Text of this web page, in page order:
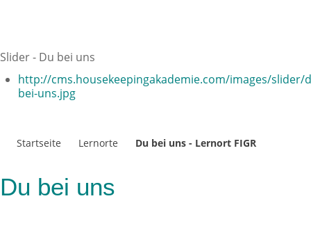
Slider - Du bei uns
http://cms.housekeepingakademie.com/images/slider/
bei-uns.jpg
Startseite Lernorte Du bei uns - Lernort FIGR
Du bei uns